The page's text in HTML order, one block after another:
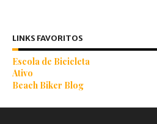
LINKS FAVORITOS
Escola de Bicicleta
Ativo
Beach Biker Blog